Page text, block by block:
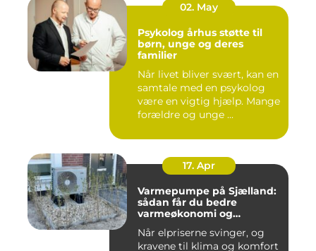
02. May
Psykolog århus støtte til
børn, unge og deres
familier
Når livet bliver svært, kan en
samtale med en psykolog
være en vigtig hjælp. Mange
forældre og unge ...
17. Apr
Varmepumpe på Sjælland:
sådan får du bedre
varmeøkonomi og
Når elpriserne svinger, og
kravene til klima og komfort